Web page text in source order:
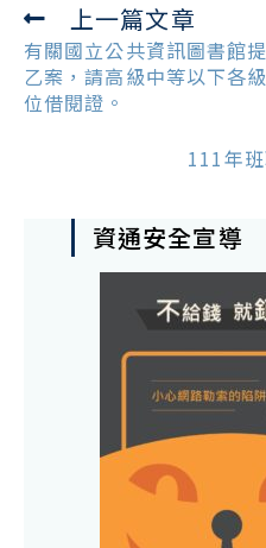
Read
more
articles
上一篇文章
有關國立公共資訊圖書館
乙案，請高級中等以下各
位借閱證。
111年
資通安全宣導